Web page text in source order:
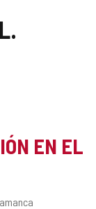
EN EL